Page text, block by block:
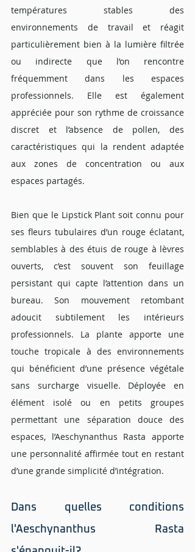
températures stables des
environnements de travail et réagit
particulièrement bien à la lumière filtrée
ou indirecte que l’on rencontre
fréquemment dans les espaces
professionnels. Elle est également
appréciée pour son rythme de croissance
discret et l’absence de pollen, des
caractéristiques qui la rendent adaptée
aux zones de concentration ou aux
espaces partagés.
Bien que le Lipstick Plant soit connu pour
ses fleurs tubulaires d’un rouge éclatant,
semblables à des étuis de rouge à lèvres
ouverts, c’est souvent son feuillage
persistant qui capte l’attention dans un
bureau. Son mouvement retombant
adoucit subtilement les intérieurs
professionnels. La plante apporte une
touche tropicale à des environnements
qui bénéficient d’une présence végétale
sans surcharge visuelle. Déployée en
élément isolé ou en petits groupes
permettant une séparation douce des
espaces, l’Aeschynanthus Rasta apporte
une personnalité affirmée tout en restant
d’une grande simplicité d’intégration.
Dans quelles conditions
l'Aeschynanthus Rasta